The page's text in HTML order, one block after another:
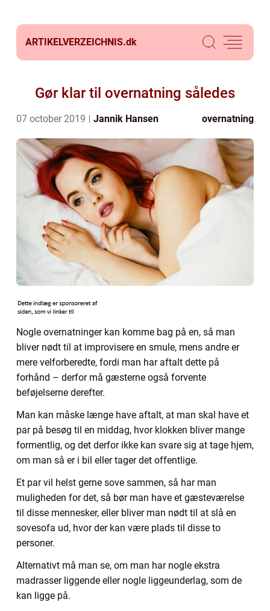
ARTIKELVERZEICHNIS.dk
Gør klar til overnatning således
07 october 2019 Jannik Hansen overnatning
Nogle overnatninger kan komme bag på en, så man
bliver nødt til at improvisere en smule, mens andre er
mere velforberedte, fordi man har aftalt dette på
forhånd – derfor må gæsterne også forvente
beføjelserne derefter.
Man kan måske længe have aftalt, at man skal have et
par på besøg til en middag, hvor klokken bliver mange
formentlig, og det derfor ikke kan svare sig at tage hjem,
om man så er i bil eller tager det offentlige.
Et par vil helst gerne sove sammen, så har man
muligheden for det, så bør man have et gæsteværelse
til disse mennesker, eller bliver man nødt til at slå en
sovesofa ud, hvor der kan være plads til disse to
personer.
Alternativt må man se, om man har nogle ekstra
madrasser liggende eller nogle liggeunderlag, som de
kan ligge på.